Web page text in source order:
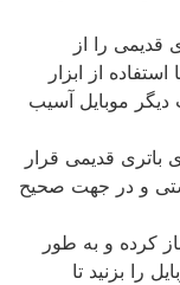
قدیمی را از
از ابزار
موبایل آسیب
باتری قدیمی قرار
و در جهت صحیح
کرده و به طور
را بزنید تا